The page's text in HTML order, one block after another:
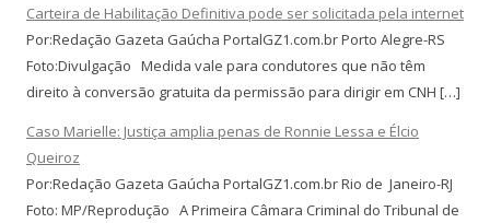
Carteira de Habilitação Definitiva pode ser solicitada pela internet
Por:Redação Gazeta Gaúcha PortalGZ1.com.br Porto Alegre-RS
Foto:Divulgação Medida vale para condutores que não têm
direito à conversão gratuita da permissão para dirigir em CNH […]
Caso Marielle: Justiça amplia penas de Ronnie Lessa e Élcio
Queiroz
Por:Redação Gazeta Gaúcha PortalGZ1.com.br Rio de Janeiro-RJ
Foto: MP/Reprodução A Primeira Câmara Criminal do Tribunal de